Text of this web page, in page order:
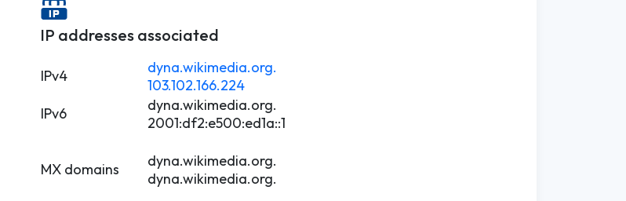
IP addresses associated
IPv4
dyna.wikimedia.org.
103.102.166.224
IPv6
dyna.wikimedia.org.
2001:df2:e500:ed1a::1
MX domains
dyna.wikimedia.org.
dyna.wikimedia.org.